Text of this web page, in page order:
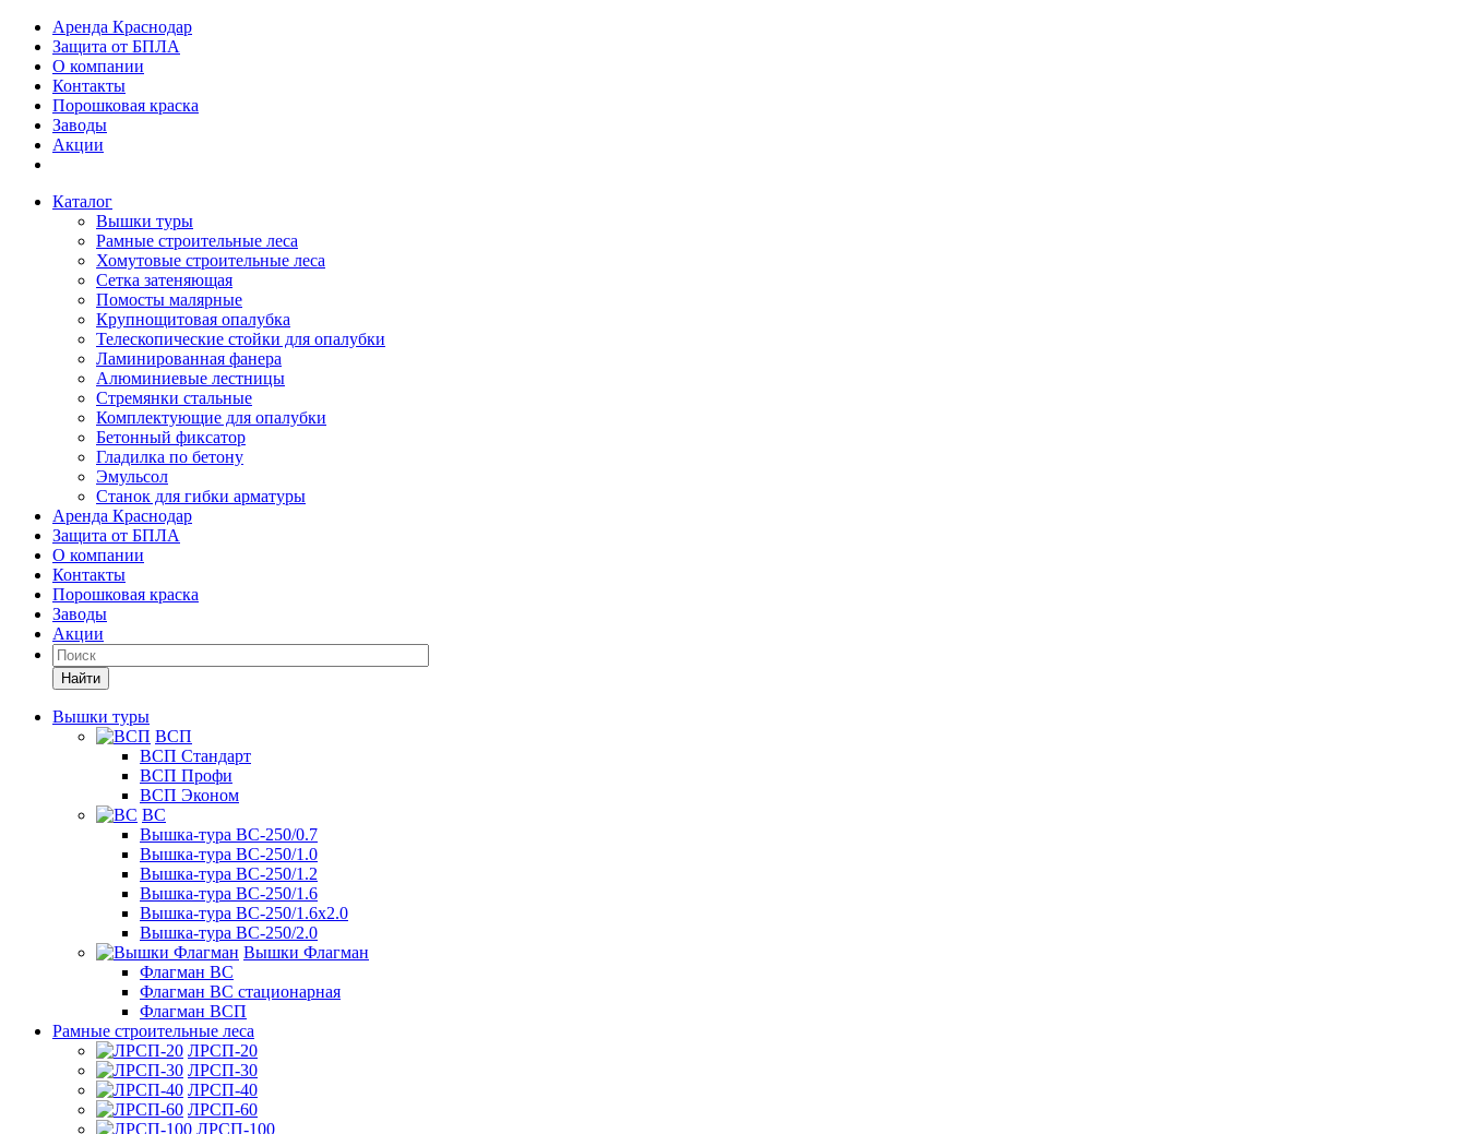
Аренда Краснодар
Защита от БПЛА
О компании
Контакты
Порошковая краска
Заводы
Акции
Каталог
Вышки туры
Рамные строительные леса
Хомутовые строительные леса
Сетка затеняющая
Помосты малярные
Крупнощитовая опалубка
Телескопические стойки для опалубки
Ламинированная фанера
Алюминиевые лестницы
Стремянки стальные
Комплектующие для опалубки
Бетонный фиксатор
Гладилка по бетону
Эмульсол
Станок для гибки арматуры
Аренда Краснодар
Защита от БПЛА
О компании
Контакты
Порошковая краска
Заводы
Акции
Найти
Вышки туры
ВСП
ВСП Стандарт
ВСП Профи
ВСП Эконом
ВС
Вышка-тура ВС-250/0.7
Вышка-тура ВС-250/1.0
Вышка-тура ВС-250/1.2
Вышка-тура ВС-250/1.6
Вышка-тура ВС-250/1.6х2.0
Вышка-тура ВС-250/2.0
Вышки Флагман
Флагман ВС
Флагман ВС стационарная
Флагман ВСП
Рамные строительные леса
ЛРСП-20
ЛРСП-30
ЛРСП-40
ЛРСП-60
ЛРСП-100